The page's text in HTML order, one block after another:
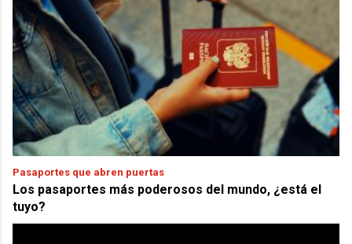
Pasaportes que abren puertas
Los pasaportes más poderosos del mundo, ¿está el
tuyo?